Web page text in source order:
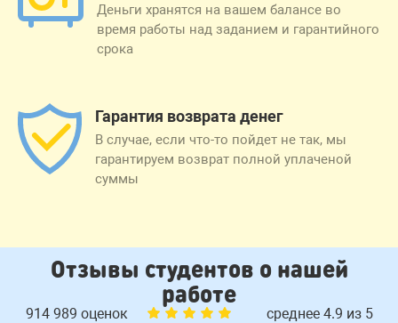
Деньги хранятся на вашем балансе во
время работы над заданием и гарантийного
срока
Гарантия возврата денег
В случае, если что-то пойдет не так, мы
гарантируем возврат полной уплаченой
суммы
Отзывы студентов о нашей
работе
914 989 оценок среднее 4.9 из 5